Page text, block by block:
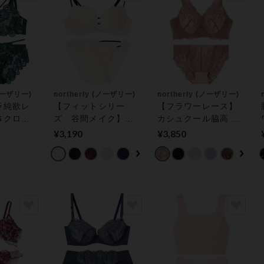
ザリー)
純欲レ
ロス
northerly (ノーザリー)
【フィットシリー
ズ 谷間メイク】
Ｗストラップ ブラ＆
¥3,190
northerly (ノーザリー)
【フラワーレース】
カシュクール脇高 ブ
ラ＆ショーツセット
¥3,850